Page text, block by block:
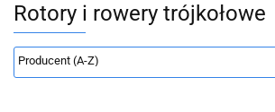
Rotory i rowery trójkołowe